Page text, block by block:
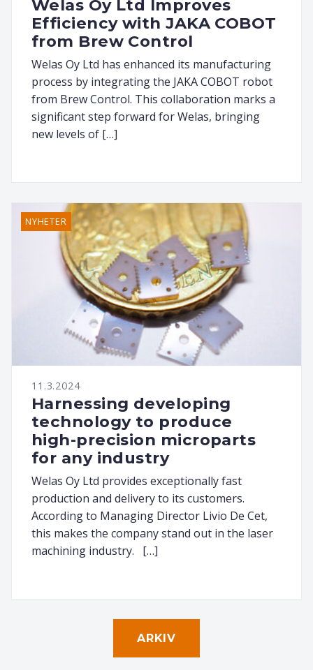
Welas Oy Ltd Improves
Efficiency with JAKA COBOT
from Brew Control
Welas Oy Ltd has enhanced its manufacturing
process by integrating the JAKA COBOT robot
from Brew Control. This collaboration marks a
significant step forward for Welas, bringing
new levels of […]
11.3.2024
NYHETER
Harnessing developing
technology to produce
high-precision microparts
for any industry
Welas Oy Ltd provides exceptionally fast
production and delivery to its customers.
According to Managing Director Livio De Cet,
this makes the company stand out in the laser
machining industry. […]
ARKIV